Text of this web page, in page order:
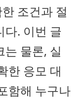
조건과 절
다. 이번 글
물론, 실
한 응모 대
함해 누구나